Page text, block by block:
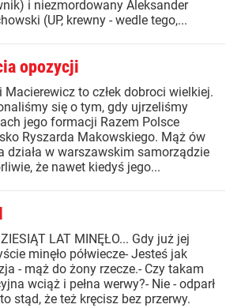
i niezmordowany Aleksander
(UP, krewny - wedle tego,...
opozycji
Macierewicz to człek dobroci wielkiej.
się o tym, gdy ujrzeliśmy
jego formacji Razem Polsce
Ryszarda Makowskiego. Mąż ów
działa w warszawskim samorządzie
że nawet kiedyś jego...
LAT MINĘŁO... Gdy już jej
minęło półwiecze- Jesteś jak
- mąż do żony rzecze.- Czy takam
wciąż i pełna werwy?- Nie - odparł
stąd, że też kręcisz bez przerwy.